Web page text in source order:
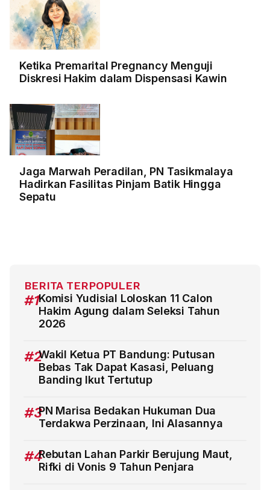
Ketika Premarital Pregnancy Menguji
Diskresi Hakim dalam Dispensasi Kawin
Jaga Marwah Peradilan, PN Tasikmalaya
Hadirkan Fasilitas Pinjam Batik Hingga
Sepatu
BERITA TERPOPULER
#1Komisi Yudisial Loloskan 11 Calon
Hakim Agung dalam Seleksi Tahun
2026
#2Wakil Ketua PT Bandung: Putusan
Bebas Tak Dapat Kasasi, Peluang
Banding Ikut Tertutup
#3PN Marisa Bedakan Hukuman Dua
Terdakwa Perzinaan, Ini Alasannya
#4Rebutan Lahan Parkir Berujung Maut,
Rifki di Vonis 9 Tahun Penjara